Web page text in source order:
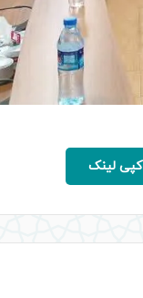
کپی لینک